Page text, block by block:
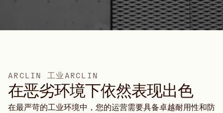
AR CL I N 工 业 ARCL I N
在恶劣环境下依然表现出色
在最严苛的工业环境中，您的运营需要具备卓越耐用性和防